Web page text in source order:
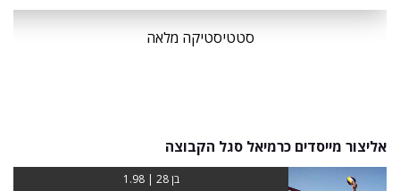
סטטיסטיקה מלאה
אליצור מייסדים כרמיאל סגל הקבוצה
בן 28 | 1.98